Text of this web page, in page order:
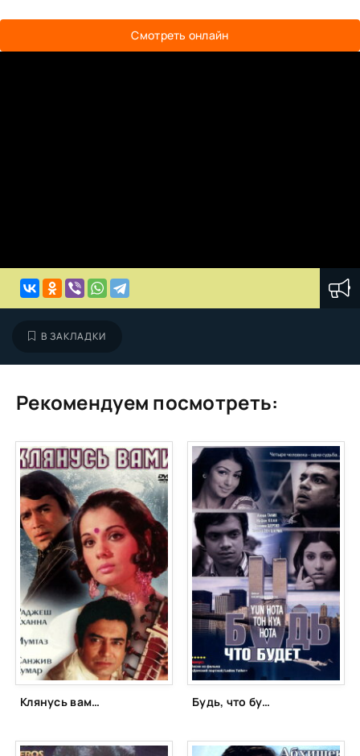
Смотреть онлайн
В ЗАКЛАДКИ
Рекомендуем посмотреть:
Клянусь вами (1974) Будь, что будет (2006)